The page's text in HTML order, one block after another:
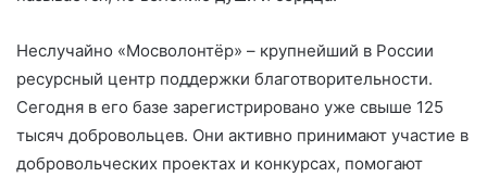
Неслучайно «Мосволонтёр» – крупнейший в России
ресурсный центр поддержки благотворительности.
Сегодня в его базе зарегистрировано уже свыше 125
тысяч добровольцев. Они активно принимают участие в
добровольческих проектах и конкурсах, помогают